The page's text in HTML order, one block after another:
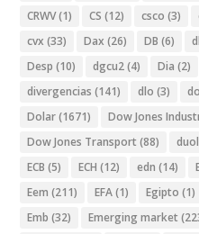
CRWV(1) CS (12) csco (3)
cvx (33) Dax (26) DB (6)
Desp (10) dgcu2(4) Dia (2)
divergencias (141) dlo (3)
Dolar(1671) Dow Jones
Dow Jones Transport (88) duol
ECB (5) ECH (12) edn (14)
Eem (211) EFA(1) Egipto (1)
Emb (32) Emerging market